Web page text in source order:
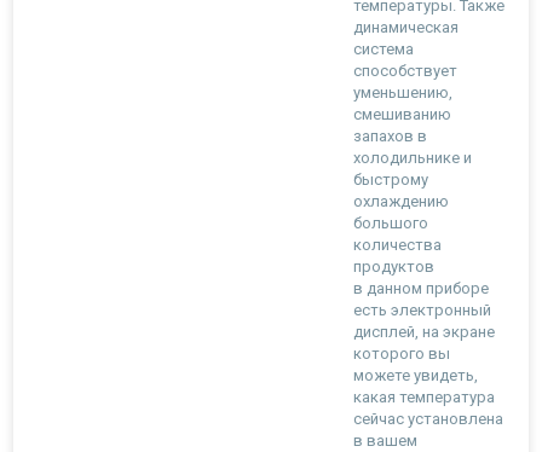
температуры. Также
динамическая
система
способствует
уменьшению,
смешиванию
запахов в
холодильнике и
быстрому
охлаждению
большого
количества
продуктов
в данном приборе
есть электронный
дисплей, на экране
которого вы
можете увидеть,
какая температура
сейчас установлена
в вашем